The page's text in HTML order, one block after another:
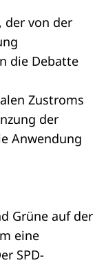
, der von der
die Debatte
Zustroms
der
Anwendung
Grüne auf der
eine
SPD-